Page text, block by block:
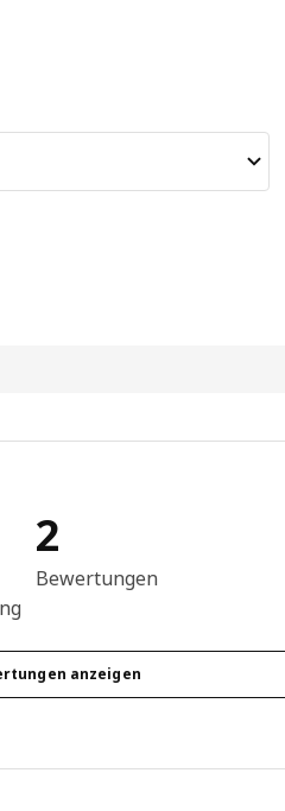
5 Sterne Anzahl der Bewertungen: 2
2
Bewertungen
anzeigen